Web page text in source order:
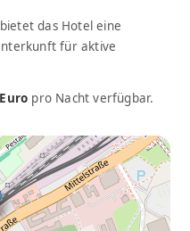
bietet das Hotel eine
für aktive
pro Nacht verfügbar.